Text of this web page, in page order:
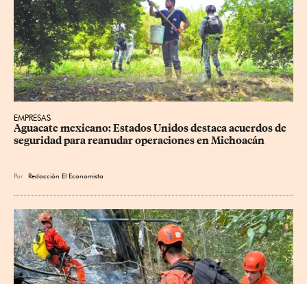
EMPRESAS
Aguacate mexicano: Estados Unidos destaca acuerdos de
seguridad para reanudar operaciones en Michoacán
Por Redacción El Economista